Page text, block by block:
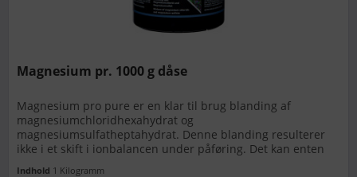
Magnesium pr. 1000 g dåse
Magnesium pro pure er en klar til brug blanding af
magnesiumchloridhexahydrat og
magnesiumsulfatheptahydrat. Denne blanding resulterer
ikke i et skift i ionbalancen under påføring. Det kan enten
Indhold 1 Kilogramm